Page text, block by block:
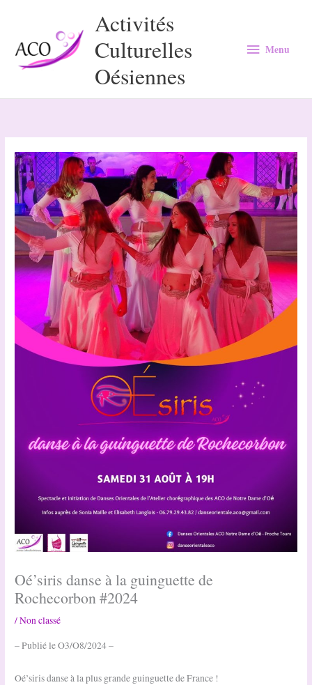
contenu
Activités
Culturelles
Oésiennes
Menu
Menu
Oé’siris danse à la guinguette de
Rochecorbon #2024
/Non classé
– Publié le O3/O8/2024 –
Oé’siris danse à la plus grande guinguette de France !